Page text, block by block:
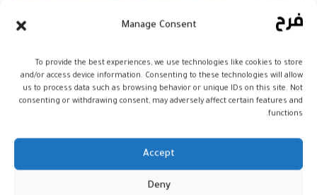
Manage Consent
To provide the best experiences, we use technologies like cookies to store
and/or access device information. Consenting to these technologies will allow
us to process data such as browsing behavior or unique IDs on this site. Not
consenting or withdrawing consent, may adversely affect certain features and
functions.
Accept
Deny
اكتشافات أثرية جديدة تعود للعصرين